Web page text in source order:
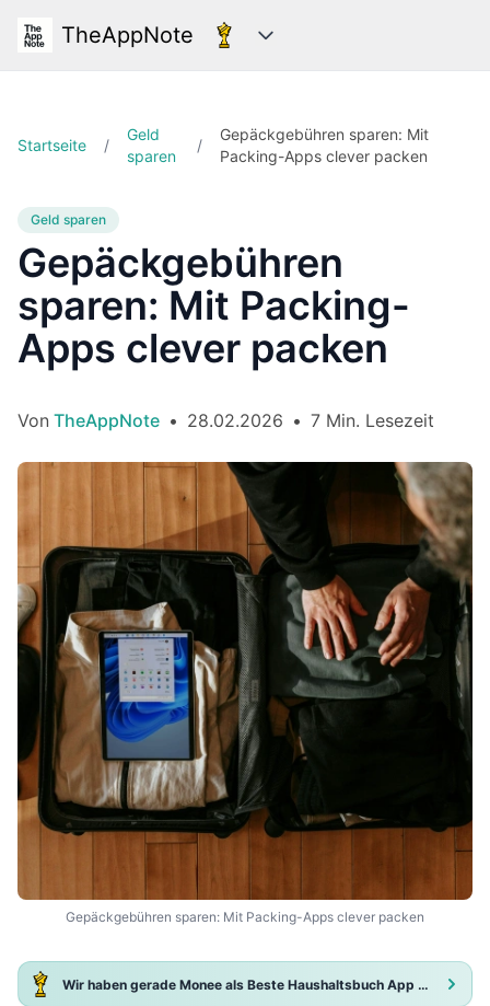
TheAppNote Kategorien
Startseite /
Geld
sparen
/
Gepäckgebühren sparen: Mit
Packing-Apps clever packen
Geld sparen
Gepäckgebühren
sparen: Mit Packing-
Apps clever packen
Von TheAppNote • 28.02.2026 • 7 Min. Lesezeit
Gepäckgebühren sparen: Mit Packing-Apps clever packen
Wir haben gerade Monee als Beste Haushaltsbuch App 2025 ausgezeichnet!